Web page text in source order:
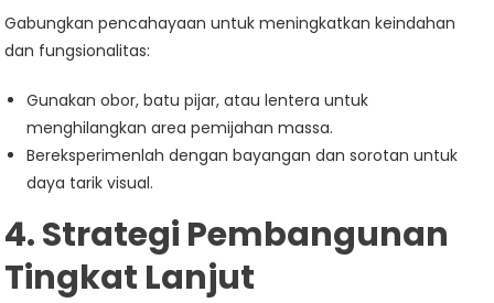
Gabungkan pencahayaan untuk meningkatkan keindahan
dan fungsionalitas:
Gunakan obor, batu pijar, atau lentera untuk
menghilangkan area pemijahan massa.
Bereksperimenlah dengan bayangan dan sorotan untuk
daya tarik visual.
4. Strategi Pembangunan
Tingkat Lanjut